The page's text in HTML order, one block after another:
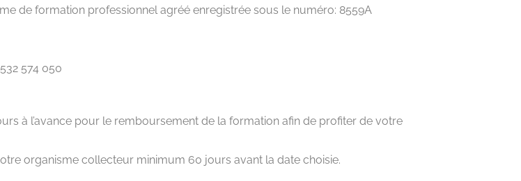
de formation professionnel agréé enregistrée sous le numéro: 8559A
574 050
à l’avance pour le remboursement de la formation afin de profiter de votre
organisme collecteur minimum 60 jours avant la date choisie.